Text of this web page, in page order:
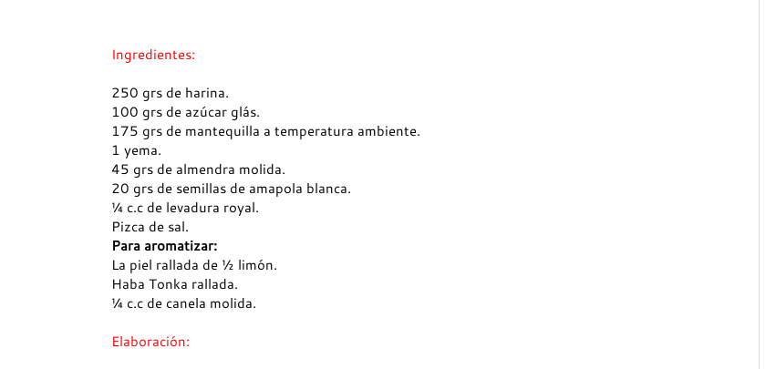
Ingredientes:
250 grs de harina.
100 grs de azúcar glás.
175 grs de mantequilla a temperatura ambiente.
1 yema.
45 grs de almendra molida.
20 grs de semillas de amapola blanca.
¼ c.c de levadura royal.
Pizca de sal.
Para aromatizar:
La piel rallada de ½ limón.
Haba Tonka rallada.
¼ c.c de canela molida.
Elaboración: